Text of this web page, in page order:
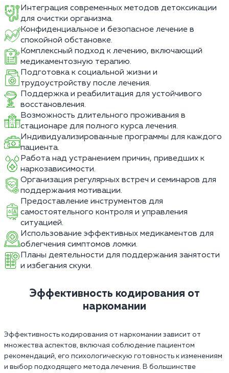
Интеграция современных методов детоксикации
для очистки организма.
Конфиденциальное и безопасное лечение в
спокойной обстановке.
Комплексный подход к лечению, включающий
медикаментозную терапию.
Подготовка к социальной жизни и
трудоустройству после лечения.
Поддержка и реабилитация для устойчивого
восстановления.
Возможность длительного проживания в
стационаре для полного курса лечения.
Индивидуализированные программы для каждого
пациента.
Работа над устранением причин, приведших к
наркозависимости.
Организация регулярных встреч и семинаров для
поддержания мотивации.
Предоставление инструментов для
самостоятельного контроля и управления
ситуацией.
Использование эффективных медикаментов для
облегчения симптомов ломки.
Планы деятельности для поддержания занятости
и избегания скуки.
Эффективность кодирования от
наркомании
Эффективность кодирования от наркомании зависит от
множества аспектов, включая соблюдение пациентом
рекомендаций, его психологическую готовность к изменениям
и выбор подходящего метода лечения. В большинстве